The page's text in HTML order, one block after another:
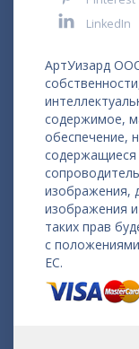
LinkedIn
АртУизард
содержимое,
обеспечение,
содержащиеся
изображения,
изображения
таких прав
с
ЕС.